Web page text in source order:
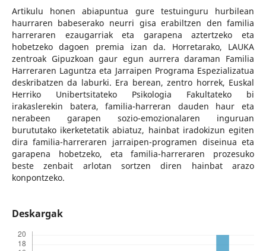
Artikulu honen abiapuntua gure testuinguru hurbilean
haurraren babeserako neurri gisa erabiltzen den familia
harreraren ezaugarriak eta garapena aztertzeko eta
hobetzeko dagoen premia izan da. Horretarako, LAUKA
zentroak Gipuzkoan gaur egun aurrera daraman Familia
Harreraren Laguntza eta Jarraipen Programa Espezializatua
deskribatzen da laburki. Era berean, zentro horrek, Euskal
Herriko Unibertsitateko Psikologia Fakultateko bi
irakaslerekin batera, familia-harreran dauden haur eta
nerabeen garapen sozio-emozionalaren inguruan
burututako ikerketetatik abiatuz, hainbat iradokizun egiten
dira familia-harreraren jarraipen-programen diseinua eta
garapena hobetzeko, eta familia-harreraren prozesuko
beste zenbait arlotan sortzen diren hainbat arazo
konpontzeko.
Deskargak